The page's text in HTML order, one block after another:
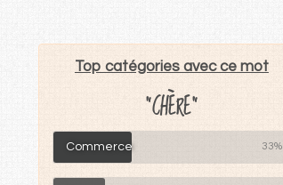
Top catégories avec ce mot
"CHÈRE"
Commerce 33%